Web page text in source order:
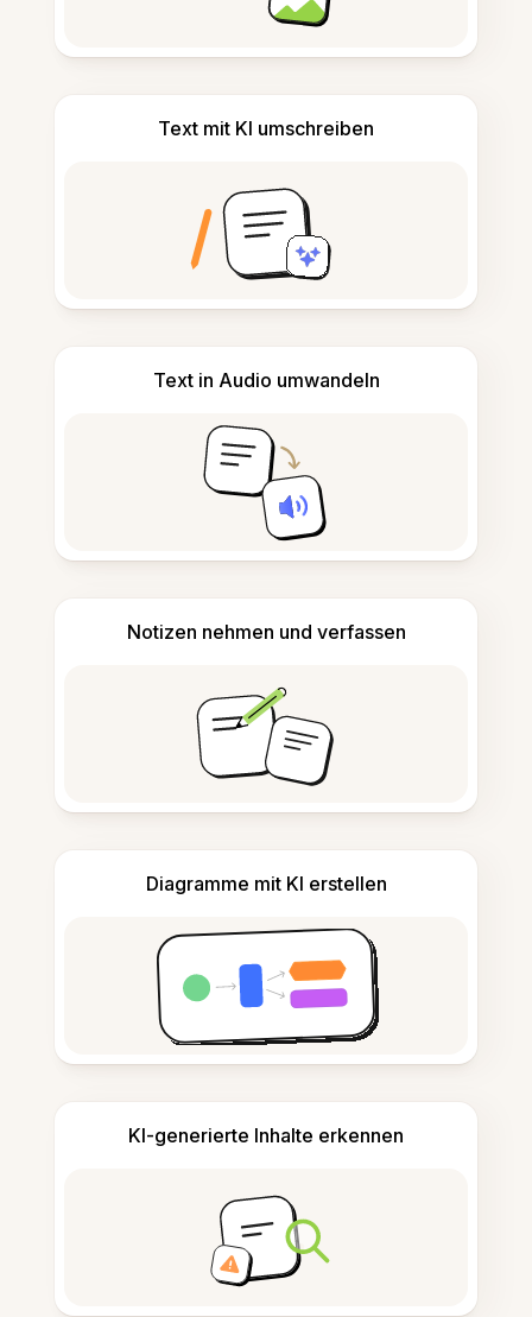
Text mit KI umschreiben
Text in Audio umwandeln
Notizen nehmen und verfassen
Diagramme mit KI erstellen
KI-generierte Inhalte erkennen